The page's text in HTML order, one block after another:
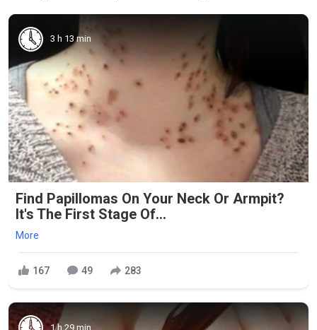
3 h 13 min
Find Papillomas On Your Neck Or Armpit?
It's The First Stage Of...
More
167 49 283
1 h 29 min